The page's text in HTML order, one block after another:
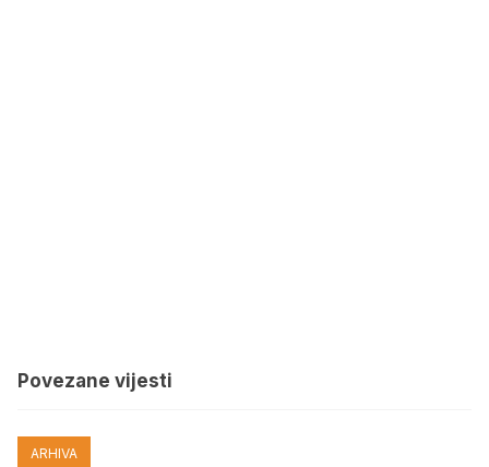
Povezane vijesti
ARHIVA